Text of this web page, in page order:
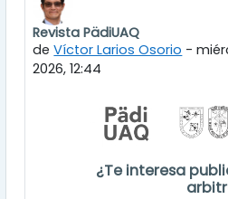
Revista PädiUAQ
deVíctor Larios Osorio -
2026, 12:44
Número de respuestas: 0
¿Te interesa